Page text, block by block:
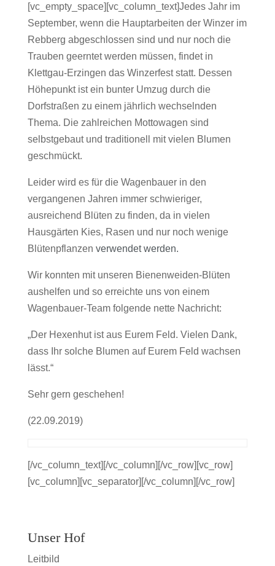
[vc_empty_space][vc_column_text]Jedes Jahr im
September, wenn die Hauptarbeiten der Winzer im
Rebberg abgeschlossen sind und nur noch die
Trauben geerntet werden müssen, findet in
Klettgau-Erzingen das Winzerfest statt. Dessen
Höhepunkt ist ein bunter Umzug durch die
Dorfstraßen zu einem jährlich wechselnden
Thema. Die zahlreichen Mottowagen sind
selbstgebaut und traditionell mit vielen Blumen
geschmückt.
Leider wird es für die Wagenbauer in den
vergangenen Jahren immer schwieriger,
ausreichend Blüten zu finden, da in vielen
Hausgärten Kies, Rasen und nur noch wenige
Blütenpflanzen verwendet werden.
Wir konnten mit unseren Bienenweiden-Blüten
aushelfen und so erreichte uns von einem
Wagenbauer-Team folgende nette Nachricht:
„Der Hexenhut ist aus Eurem Feld. Vielen Dank,
dass Ihr solche Blumen auf Eurem Feld wachsen
lässt.“
Sehr gern geschehen!
(22.09.2019)
[/vc_column_text][/vc_column][/vc_row][vc_row]
[vc_column][vc_separator][/vc_column][/vc_row]
Unser Hof
Leitbild